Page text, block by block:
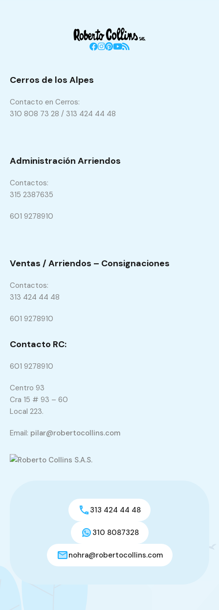
Cerros de los Alpes
Contacto en Cerros:
310 808 73 28 / 313 424 44 48
Administración Arriendos
Contactos:
315 2387635
601 9278910
Ventas / Arriendos – Consignaciones
Contactos:
313 424 44 48
601 9278910
Contacto RC:
601 9278910
Centro 93
Cra 15 # 93 – 60
Local 223.
Email: pilar@robertocollins.com
313 424 44 48
310 8087328
nohra@robertocollins.com